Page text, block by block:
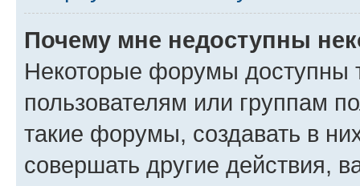
Почему мне недоступны
Некоторые форумы доступны
пользователям или группам
такие форумы, создавать в
совершать другие действия,